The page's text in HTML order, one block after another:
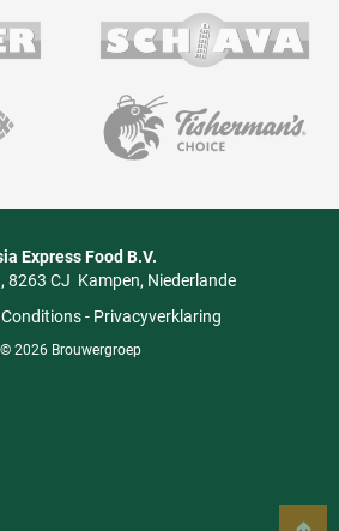
Express Food B.V.
8263 CJ Kampen Niederlande
- Privacyverklaring
© 2026 Brouwergroep